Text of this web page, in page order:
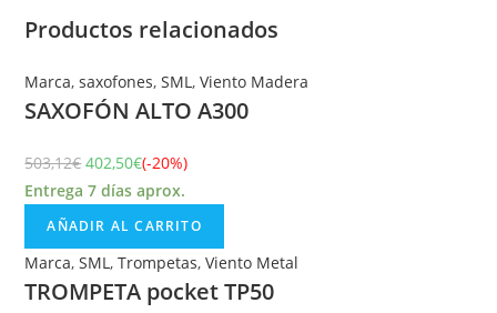
Productos relacionados
Marca,saxofones,SML,Viento Madera
SAXOFÓN ALTO A300
503,12€ 402,50€(-20%)
Entrega 7 días aprox.
AÑADIR AL CARRITO
Marca,SML,Trompetas,Viento Metal
TROMPETA pocket TP50